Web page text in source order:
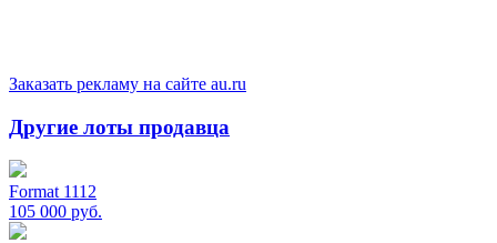
Заказать рекламу на сайте au.ru
Другие лоты продавца
Format 1112
105 000 руб.